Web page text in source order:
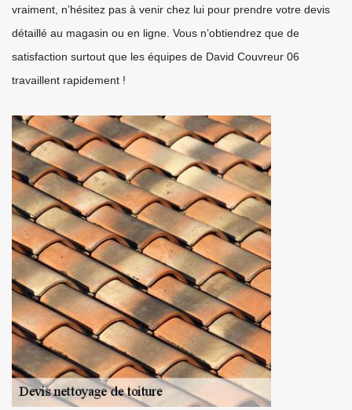
vraiment, n’hésitez pas à venir chez lui pour prendre votre devis
détaillé au magasin ou en ligne. Vous n’obtiendrez que de
satisfaction surtout que les équipes de David Couvreur 06
travaillent rapidement !